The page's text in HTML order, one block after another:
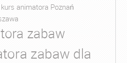
kurs animatora Poznań
zabaw
zabaw dla